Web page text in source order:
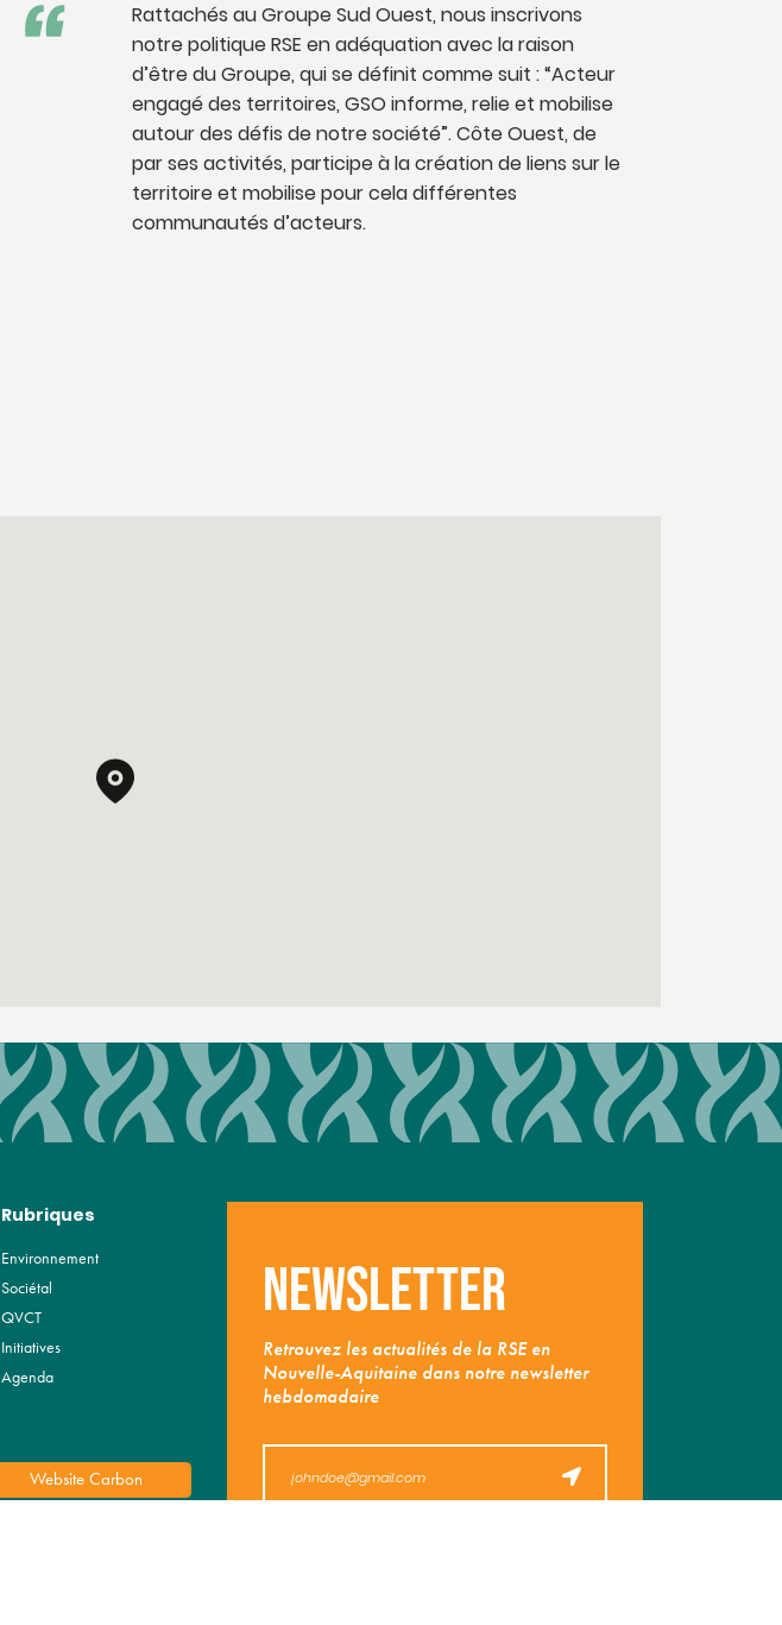
Rattachés au Groupe Sud Ouest, nous inscrivons
notre politique RSE en adéquation avec la raison
d’être du Groupe, qui se définit comme suit : “Acteur
engagé des territoires, GSO informe, relie et mobilise
autour des défis de notre société”. Côte Ouest, de
par ses activités, participe à la création de liens sur le
territoire et mobilise pour cela différentes
communautés d’acteurs.
Rubriques
Environnement
Sociétal
QVCT
Initiatives
Agenda
Website Carbon
Newsletter
Retrouvez les actualités de la RSE en
Nouvelle-Aquitaine dans notre newsletter
hebdomadaire